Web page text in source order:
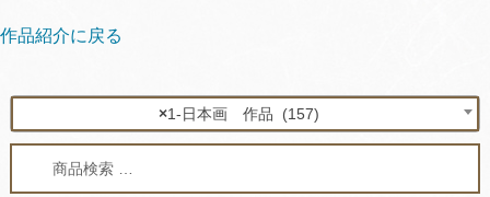
作品紹介に戻る
×1-日本画 作品 (157)